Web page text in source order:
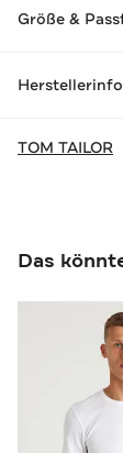
Größe &
TOM TAILOR
Das